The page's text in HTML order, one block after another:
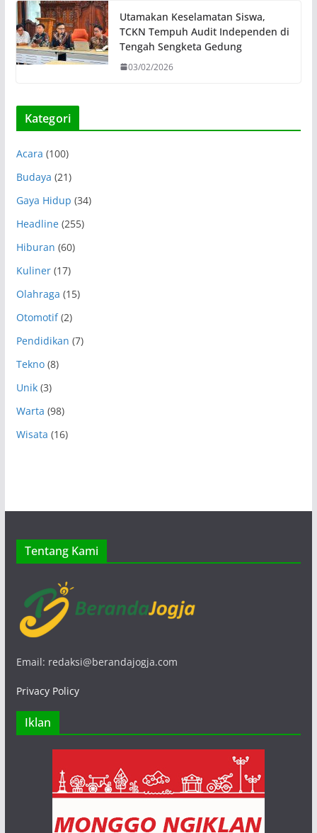
Utamakan Keselamatan Siswa,
TCKN Tempuh Audit Independen di
Tengah Sengketa Gedung
03/02/2026
Kategori
Acara (100)
Budaya (21)
Gaya Hidup (34)
Headline(255)
Hiburan (60)
Kuliner(17)
Olahraga (15)
Otomotif(2)
Pendidikan (7)
Tekno(8)
Unik(3)
Warta (98)
Wisata (16)
Tentang Kami
Email: redaksi@berandajogja.com
Privacy Policy
Iklan